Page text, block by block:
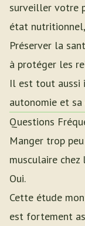
surveiller votre
état
Préserver la
à protéger les
Il est tout aussi
autonomie et
Questions
Manger trop
musculaire chez
Oui.
Cette étude
est fortement